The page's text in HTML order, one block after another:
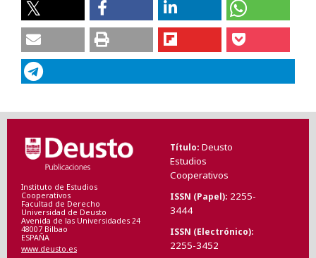
Instituto de Estudios
Cooperativos
Facultad de Derecho
Universidad de Deusto
Avenida de las Universidades 24
48007 Bilbao
ESPAÑA
www.deusto.es
Título Deusto
Estudios
Cooperativos
ISSN (Papel) 2255-
3444
ISSN (Electrónico)
2255-3452